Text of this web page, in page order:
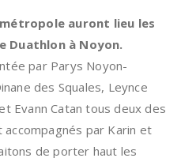
auront lieu les
Duathlon à Noyon.
par Parys Noyon-
des Squales, Leynce
Evann Catan tous deux des
par Karin et
de porter haut les